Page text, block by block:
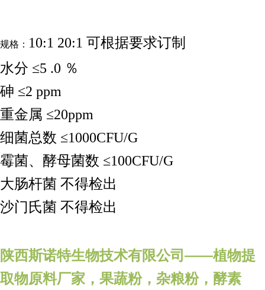
规格： 10:1 20:1 可根据要求订制
水分 ≤5 .0 ％
砷 ≤2 ppm
重金属 ≤20ppm
细菌总数 ≤1000CFU/G
霉菌、酵母菌数 ≤100CFU/G
大肠杆菌 不得检出
沙门氏菌 不得检出
陕西斯诺特生物技术有限公司——植物提
取物原料厂家，果蔬粉，杂粮粉，酵素